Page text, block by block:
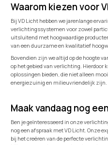
Waarom kiezen voor
Bij VD Licht hebben we jarenlange
verlichtingssystemen voor zowel
uitsluitend met hoogwaardige
van een duurzame en kwalitatief
Bovendien zijn we altijd op de hoogte
op het gebied van verlichting. Hierdoor
oplossingen bieden, die niet alleen
energiezuinig en milieuvriendelijk zijn.
Maak vandaag nog
Ben je geïnteresseerd in onze
nog een afspraak met VD Licht. Onze
bij het creëren van de perfecte